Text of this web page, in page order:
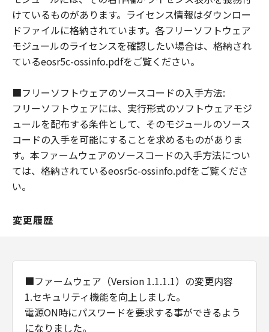
けているものがあります。ライセンス情報はダウンロー
ドファイルに格納されています。各フリーソフトウェア
モジュールのライセンスを確認したい場合は、格納され
ているeosr5c-ossinfo.pdfをご覧ください。
■フリーソフトウェアのソースコードの入手方法:
フリーソフトウェアには、実行形式のソフトウェアモジ
ュールを配布する条件として、そのモジュールのソース
コードの入手を可能にすることを求めるものがありま
す。本ファームウェアのソースコードの入手方法につい
ては、格納されているeosr5c-ossinfo.pdfをご覧くださ
い。
変更履歴
■ファームウェア（Version 1.1.1.1）の変更内容
1.セキュリティ機能を向上しました。
電源ON時にパスワードを要求する事ができるよう
になりました。